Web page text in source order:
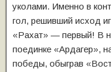
уколами. Именно в
гол, решивший исход
«Рахат» — первый! В
поединке «Ардагер»,
победы, обыграв